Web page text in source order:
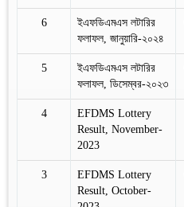
6
ইএফডিএমএস লটারির
ফলাফল, জানুয়ারি-২০২৪
5
ইএফডিএমএস লটারির
ফলাফল, ডিসেম্বর-২০২৩
4
EFDMS Lottery
Result, November-
2023
3
EFDMS Lottery
Result, October-